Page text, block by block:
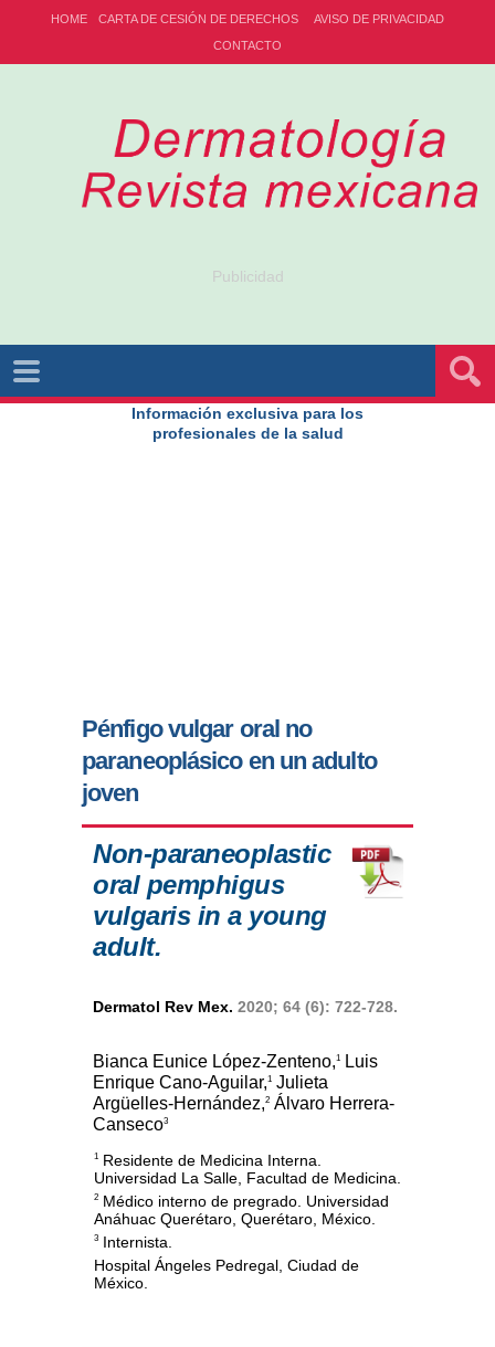
HOME CARTA DE CESIÓN DE DERECHOS
AVISO DE PRIVACIDAD
CONTACTO
Publicidad
Información exclusiva para los
profesionales de la salud
Pénfigo vulgar oral no
paraneoplásico en un adulto
joven
Non-paraneoplastic
oral pemphigus
vulgaris in a young
adult.
Dermatol Rev Mex. 2020; 64 (6): 722-728.
Bianca Eunice López-Zenteno,1
Luis
Enrique Cano-Aguilar,1
Julieta
Argüelles-Hernández,2 Álvaro Herrera-
Canseco3
1 Residente de Medicina Interna.
Universidad La Salle, Facultad de Medicina.
2 Médico interno de pregrado. Universidad
Anáhuac Querétaro, Querétaro, México.
3 Internista.
Hospital Ángeles Pedregal, Ciudad de
México.